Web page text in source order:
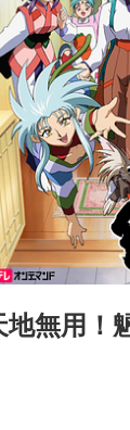
地無用！